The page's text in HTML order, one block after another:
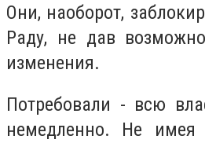
Они, наоборот,
Раду, не дав
изменения.
Потребовали - всю
немедленно. Не